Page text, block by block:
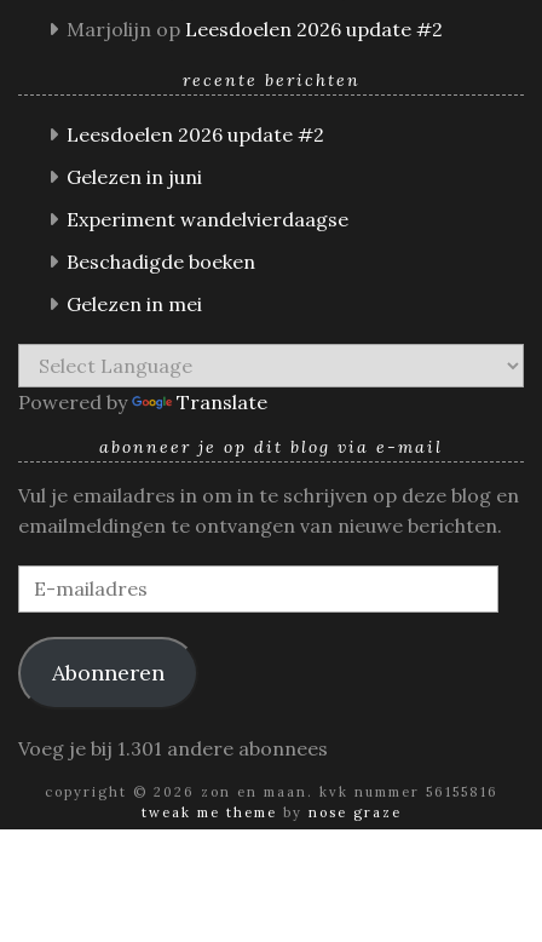
Marjolijn op Leesdoelen 2026 update #2
recente berichten
Leesdoelen 2026 update #2
Gelezen in juni
Experiment wandelvierdaagse
Beschadigde boeken
Gelezen in mei
Powered by Translate
abonneer je op dit blog via e-mail
Vul je emailadres in om in te schrijven op deze blog en
emailmeldingen te ontvangen van nieuwe berichten.
E-
mailadres
Abonneren
Voeg je bij 1.301 andere abonnees
copyright © 2026 zon en maan. kvk nummer 56155816
tweak me theme by nose graze